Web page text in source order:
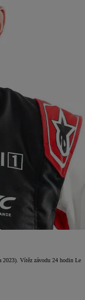
2023). Vítěz závodu 24 hodin Le